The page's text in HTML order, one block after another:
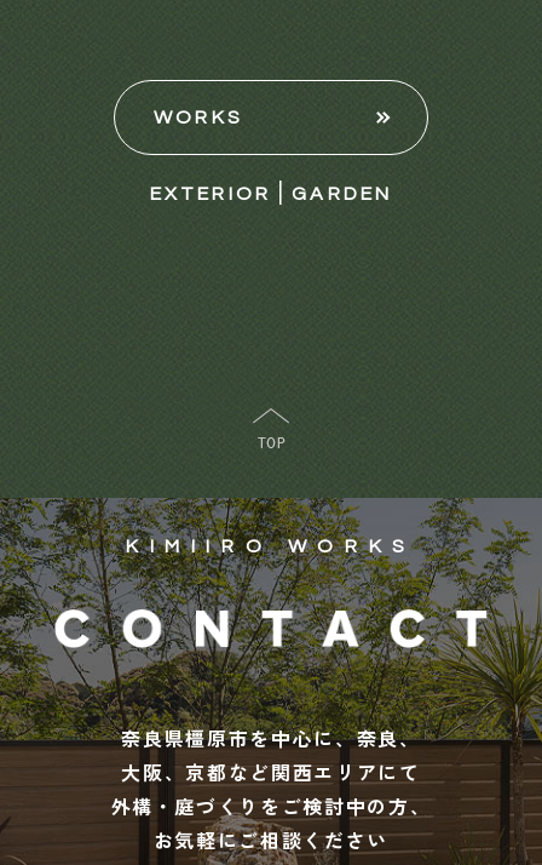
WORKS
EXTERIOR |GARDEN
KIMIIRO WORKS
奈良県橿原市を中心に、奈良、
大阪、京都など関西エリアにて
外構・庭づくりをご検討中の方、
お気軽にご相談ください